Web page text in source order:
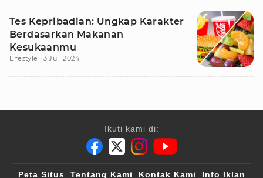
Tes Kepribadian: Ungkap Karakter
Berdasarkan Makanan
Kesukaanmu
Lifestyle 3 Juli 2024
Ikuti kami di:
Peta Situs Tentang Kami Kontak Kami Info Iklan